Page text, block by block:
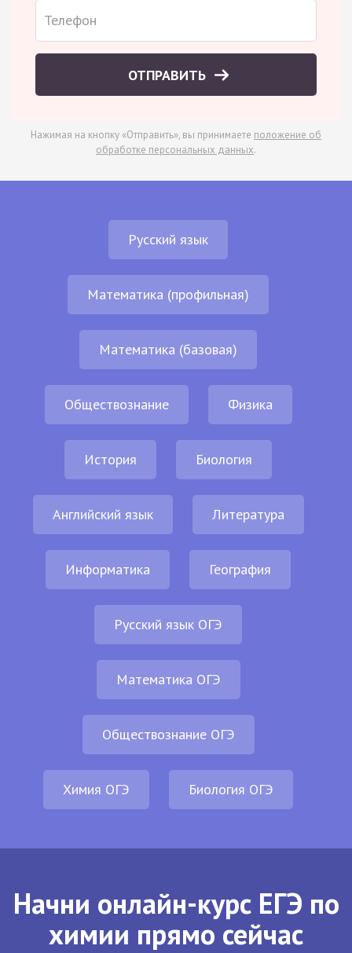
ОТПРАВИТЬ
Нажимая на кнопку «Отправить», вы принимаете положение об
обработке персональных данных.
Русский язык
Математика (профильная)
Математика (базовая)
Обществознание Физика
История Биология
Английский язык Литература
Информатика География
Русский язык ОГЭ
Математика ОГЭ
Обществознание ОГЭ
Химия ОГЭ Биология ОГЭ
Начни онлайн-курс ЕГЭ по
химии прямо сейчас